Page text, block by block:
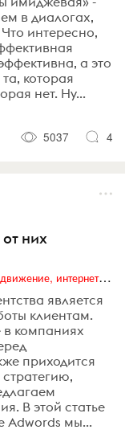
в диалогах,
интересно,
а это
которая
нет. Ну...
5037
4
них
Digital (web-дизайн, интернет-реклама и продвижение, интернет-сообщества и блоги, интернет-коммуникации, мобильный маркетинг, реклама на цифровых экранах)
является
клиентам.
компаниях
приходится
В этой статье
Adwords мы...